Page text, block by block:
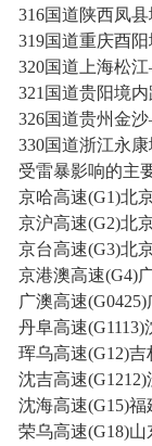
国道陕西凤县
国道重庆酉阳
国道上海松江
国道贵阳境内
国道贵州金沙
国道浙江永康
雷暴影响的主要
哈高速(G1)北京
沪高速(G2)北
台高速(G3)北
港澳高速(G4)
澳高速(G0425)
阜高速(G1113)
乌高速(G12)吉
吉高速(G1212)
海高速(G15)福
乌高速(G18)山